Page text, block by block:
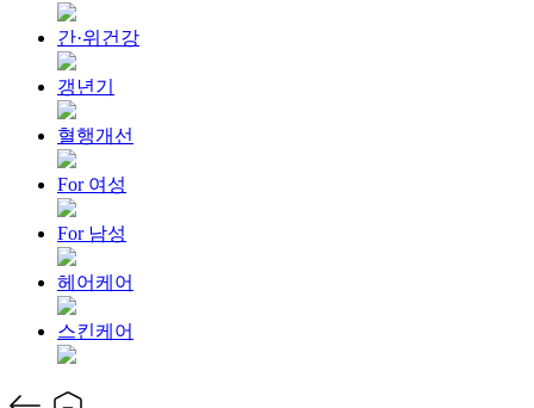
간·위건강
갱년기
혈행개선
For 여성
For 남성
헤어케어
스킨케어